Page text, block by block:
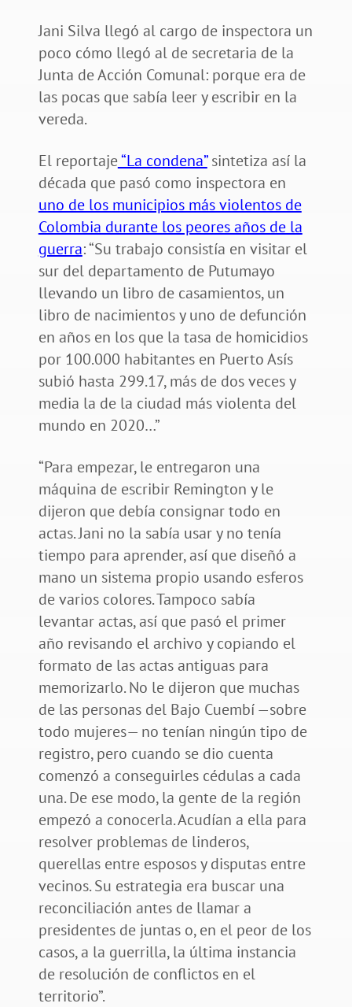
Jani Silva llegó al cargo de inspectora un
poco cómo llegó al de secretaria de la
Junta de Acción Comunal: porque era de
las pocas que sabía leer y escribir en la
vereda.
El reportaje“La condena”sintetiza así la
década que pasó como inspectora en
uno de los municipios más violentos de
Colombia durante los peores años de la
guerra: “Su trabajo consistía en visitar el
sur del departamento de Putumayo
llevando un libro de casamientos, un
libro de nacimientos y uno de defunción
en años en los que la tasa de homicidios
por 100.000 habitantes en Puerto Asís
subió hasta 299.17, más de dos veces y
media la de la ciudad más violenta del
mundo en 2020…”
“Para empezar, le entregaron una
máquina de escribir Remington y le
dijeron que debía consignar todo en
actas. Jani no la sabía usar y no tenía
tiempo para aprender, así que diseñó a
mano un sistema propio usando esferos
de varios colores. Tampoco sabía
levantar actas, así que pasó el primer
año revisando el archivo y copiando el
formato de las actas antiguas para
memorizarlo. No le dijeron que muchas
de las personas del Bajo Cuembí —sobre
todo mujeres— no tenían ningún tipo de
registro, pero cuando se dio cuenta
comenzó a conseguirles cédulas a cada
una. De ese modo, la gente de la región
empezó a conocerla. Acudían a ella para
resolver problemas de linderos,
querellas entre esposos y disputas entre
vecinos. Su estrategia era buscar una
reconciliación antes de llamar a
presidentes de juntas o, en el peor de los
casos, a la guerrilla, la última instancia
de resolución de conflictos en el
territorio”.